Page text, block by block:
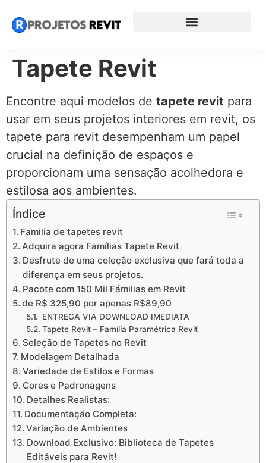
Tapete Revit
Encontre aqui modelos de tapete revit para
usar em seus projetos interiores em revit, os
tapete para revit desempenham um papel
crucial na definição de espaços e
proporcionam uma sensação acolhedora e
estilosa aos ambientes.
Índice
Familia de tapetes revit
Adquira agora Famílias Tapete Revit
Desfrute de uma coleção exclusiva que fará toda a
diferença em seus projetos.
Pacote com 150 Mil Fámilias em Revit
de R$ 325,90 por apenas R$89,90
ENTREGA VIA DOWNLOAD IMEDIATA
Tapete Revit – Família Paramétrica Revit
Seleção de Tapetes no Revit
Modelagem Detalhada
Variedade de Estilos e Formas
Cores e Padronagens
Detalhes Realistas:
Documentação Completa:
Variação de Ambientes
Download Exclusivo: Biblioteca de Tapetes
Editáveis para Revit!